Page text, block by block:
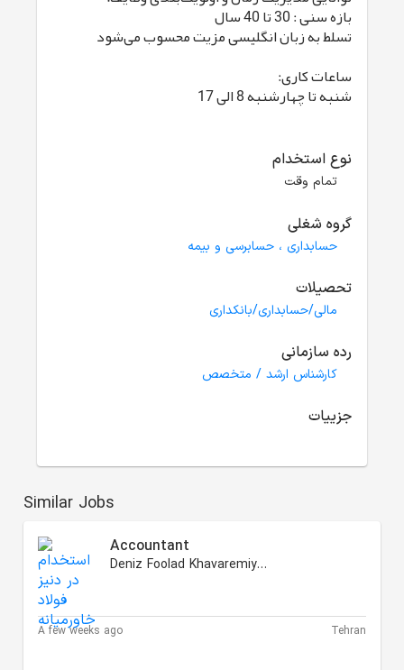
بازه سنی : 30 تا 40 سال
تسلط به زبان انگلیسی مزیت محسوب می‌شود
ساعات کاری:
شنبه تا چهارشنبه 8 الی 17
نوع استخدام
تمام وقت
گروه شغلی
حسابداری ، حسابرسی و بیمه
تحصیلات
مالی/حسابداری/بانکداری
رده سازمانی
کارشناس ارشد / متخصص
جزییات
Similar Jobs
Accountant
Deniz Foolad Khavaremiyaneh
A few weeks ago Tehran